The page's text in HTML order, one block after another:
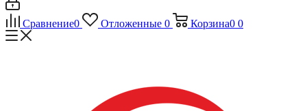
Сравнение0 Отложенные 0 Корзина0 0